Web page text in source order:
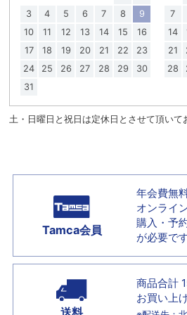
3
4 5 6 7 8
9
10
11 12 13 14 15
16
17
18 19 20 21 22
23
24
25 26 27 28 29
30
31
7
14
21
28
土・日曜日と祝日は定休日とさせて頂いて
Tamca会員
年会費無
オンライ
購入・予
が必要です
商品合計
お買い上